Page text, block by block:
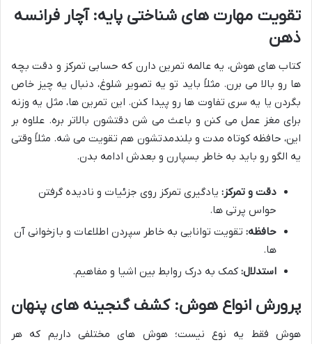
تقویت مهارت های شناختی پایه: آچار فرانسه
ذهن
کتاب های هوش، یه عالمه تمرین دارن که حسابی تمرکز و دقت بچه
ها رو بالا می برن. مثلاً باید تو یه تصویر شلوغ، دنبال یه چیز خاص
بگردن یا یه سری تفاوت ها رو پیدا کنن. این تمرین ها، مثل یه وزنه
برای مغز عمل می کنن و باعث می شن دقتشون بالاتر بره. علاوه بر
این، حافظه کوتاه مدت و بلندمدتشون هم تقویت می شه. مثلاً وقتی
یه الگو رو باید به خاطر بسپارن و بعدش ادامه بدن.
دقت و تمرکز: یادگیری تمرکز روی جزئیات و نادیده گرفتن
حواس پرتی ها.
حافظه: تقویت توانایی به خاطر سپردن اطلاعات و بازخوانی آن
ها.
استدلال: کمک به درک روابط بین اشیا و مفاهیم.
پرورش انواع هوش: کشف گنجینه های پنهان
هوش فقط یه نوع نیست؛ هوش های مختلفی داریم که هر